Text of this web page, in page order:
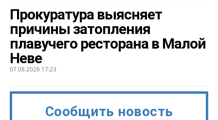
Прокуратура выясняет
причины затопления
плавучего ресторана в Малой
Неве
07.08.2026 17:23
Сообщить новость